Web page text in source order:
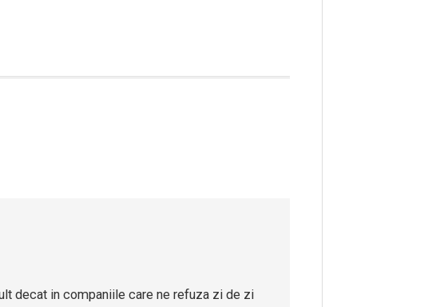
decat in companiile care ne refuza zi de zi